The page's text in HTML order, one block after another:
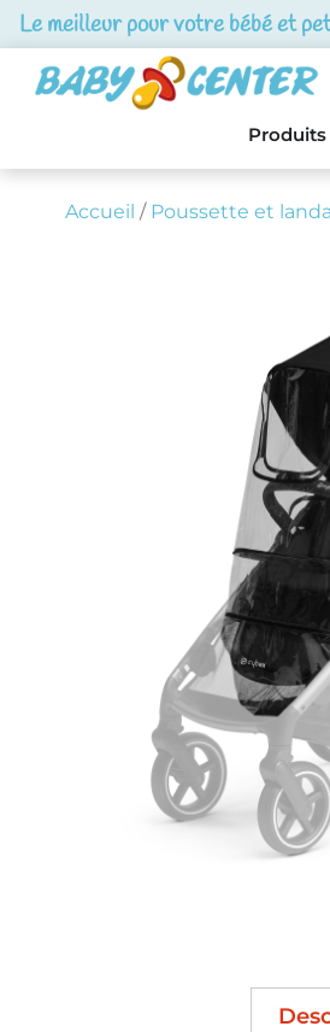
Le meilleur pour votre bébé et
Produits
Accueil / Poussette et